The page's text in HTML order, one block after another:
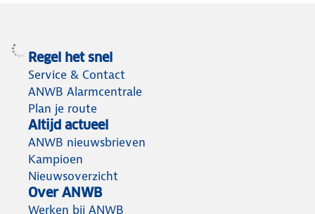
Regel het snel
Service & Contact
ANWB Alarmcentrale
Plan je route
Altijd actueel
ANWB nieuwsbrieven
Kampioen
Nieuwsoverzicht
Over ANWB
Werken bij ANWB